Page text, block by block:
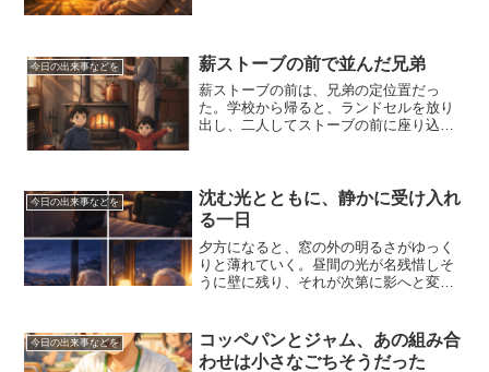
伸びている。その影を眺めて...
今日の出来事などを 薪ストーブの前で並んだ兄弟
薪ストーブの前は、兄弟の定位置だっ
た。学校から帰ると、ランドセルを放り
出し、二人してストーブの前に座り込
笑しい光景だった。ストーブの...
今日の出来事などを
沈む光とともに、静かに受け入れ
る一日
夕方になると、窓の外の明るさがゆっく
りと薄れていく。昼間の光が名残惜しそ
うに壁に残り、それが次第に影へと変わ
終わりがすぐそこまで来ている。今日も
また、大きな出来事はなか...
今日の出来事などを
コッペパンとジャム、あの組み合
わせは小さなごちそうだった